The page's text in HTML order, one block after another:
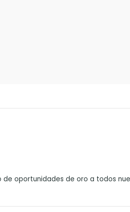
de oportunidades de oro a todos